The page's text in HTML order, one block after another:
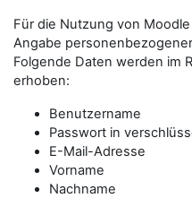
Für die Nutzung von
Angabe
Folgende Daten werden im
erhoben:
Benutzername
Passwort in
E-Mail-Adresse
Vorname
Nachname